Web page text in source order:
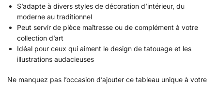
S’adapte à divers styles de décoration d’intérieur, du
moderne au traditionnel
Peut servir de pièce maîtresse ou de complément à votre
collection d’art
Idéal pour ceux qui aiment le design de tatouage et les
illustrations audacieuses
Ne manquez pas l’occasion d’ajouter ce tableau unique à votre